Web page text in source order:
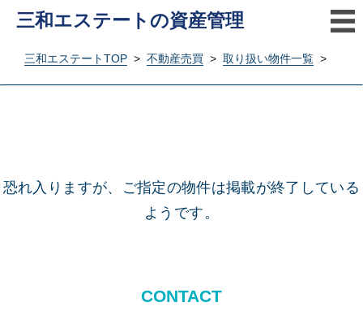
三和エステートの資産管理
三和エステートTOP > 不動産売買 > 取り扱い物件一覧 >
恐れ入りますが、ご指定の物件は掲載が終了している
ようです。
CONTACT